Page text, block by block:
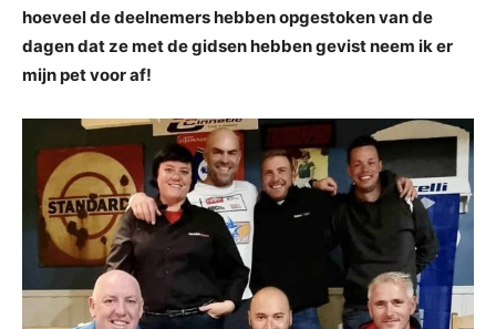
hoeveel de deelnemers hebben opgestoken van de
dagen dat ze met de gidsen hebben gevist neem ik er
mijn pet voor af!